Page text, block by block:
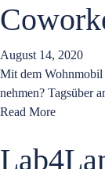
August 14, 2020
Mit dem Wohnmobil
nehmen? Tagsüber
Read More